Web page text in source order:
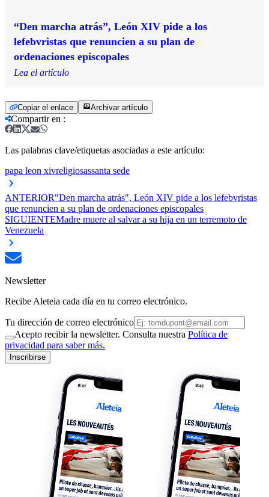
“Den marcha atrás”, León XIV pide a los
lefebvristas que renuncien a su plan de
ordenaciones episcopales
Lea el artículo
Copiar el enlace Archivar artículo
Compartir en :
Las palabras clave/etiquetas asociadas a este artículo:
papa leon xivreligiosassanta sede
ANTERIOR"Den marcha atrás", León XIV pide a los lefebvristas
que renuncien a su plan de ordenaciones episcopales
SIGUIENTEMadre muere al salvar a su hija en un terremoto de
Venezuela
Newsletter
Recibe Aleteia cada día en tu correo electrónico.
Tu dirección de correo electrónico
Acepto recibir la newsletter. Consulta nuestra Política de
privacidad para saber más.
Inscribirse